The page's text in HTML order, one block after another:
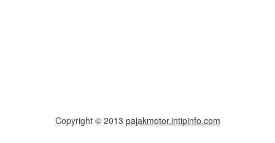
Copyright © 2013 pajakmotor.intipinfo.com